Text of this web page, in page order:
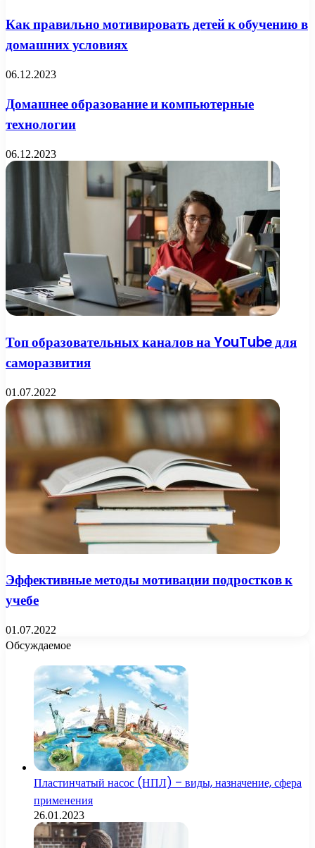
Как правильно мотивировать детей к обучению в
домашних условиях
06.12.2023
Домашнее образование и компьютерные
технологии
06.12.2023
Топ образовательных каналов на YouTube для
саморазвития
01.07.2022
Эффективные методы мотивации подростков к
учебе
01.07.2022
Обсуждаемое
Пластинчатый насос (НПЛ) – виды, назначение, сфера
применения
26.01.2023